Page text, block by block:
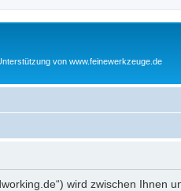
von www.feinewerkzeuge.de
wird zwischen